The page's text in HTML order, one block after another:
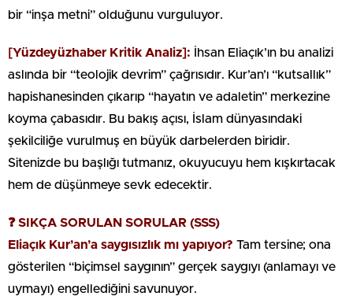
bir “inşa metni” olduğunu vurguluyor.
[Yüzdeyüzhaber Kritik Analiz]: İhsan Eliaçık’ın bu analizi
aslında bir “teolojik devrim” çağrısıdır. Kur’an’ı “kutsallık”
hapishanesinden çıkarıp “hayatın ve adaletin” merkezine
koyma çabasıdır. Bu bakış açısı, İslam dünyasındaki
şekilciliğe vurulmuş en büyük darbelerden biridir.
Sitenizde bu başlığı tutmanız, okuyucuyu hem kışkırtacak
hem de düşünmeye sevk edecektir.
❓ SIKÇA SORULAN SORULAR (SSS)
Eliaçık Kur’an’a saygısızlık mı yapıyor? Tam tersine; ona
gösterilen “biçimsel saygının” gerçek saygıyı (anlamayı ve
uymayı) engellediğini savunuyor.